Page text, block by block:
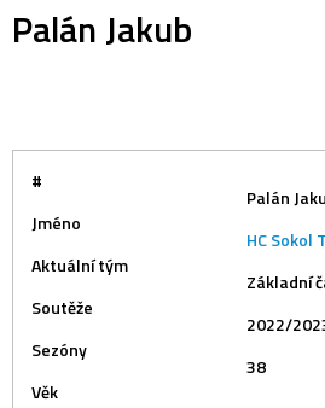
Palán Jakub
#
Jméno
Palán
Aktuální tým
HC Sokol
Soutěže
Základní
Sezóny
2022/
Věk
38